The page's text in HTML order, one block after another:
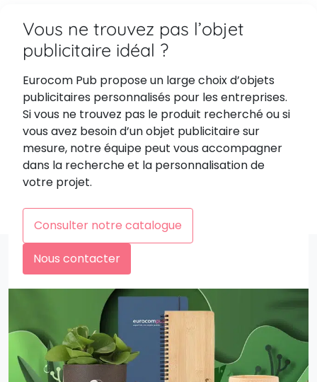
Vous ne trouvez pas l’objet
publicitaire idéal ?
Eurocom Pub propose un large choix d’objets
publicitaires personnalisés pour les entreprises.
Si vous ne trouvez pas le produit recherché ou si
vous avez besoin d’un objet publicitaire sur
mesure, notre équipe peut vous accompagner
dans la recherche et la personnalisation de
votre projet.
Consulter notre catalogue
Nous contacter